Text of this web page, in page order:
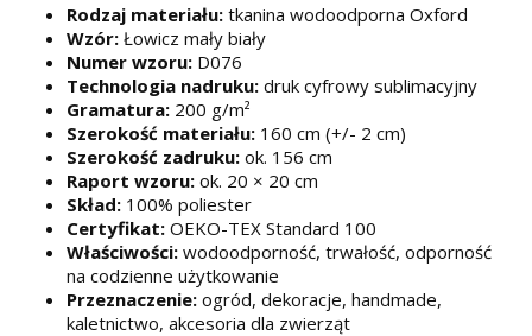
Rodzaj materiału: tkanina wodoodporna Oxford
Wzór: Łowicz mały biały
Numer wzoru: D076
Technologia nadruku: druk cyfrowy sublimacyjny
Gramatura: 200 g/m²
Szerokość materiału: 160 cm (+/- 2 cm)
Szerokość zadruku: ok. 156 cm
Raport wzoru: ok. 20 × 20 cm
Skład: 100% poliester
Certyfikat: OEKO-TEX Standard 100
Właściwości: wodoodporność, trwałość, odporność
na codzienne użytkowanie
Przeznaczenie: ogród, dekoracje, handmade,
kaletnictwo, akcesoria dla zwierząt